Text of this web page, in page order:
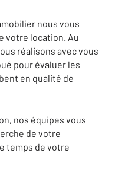
nous vous
votre location. Au
réalisons avec vous
pour évaluer les
en qualité de
nos équipes vous
de votre
temps de votre